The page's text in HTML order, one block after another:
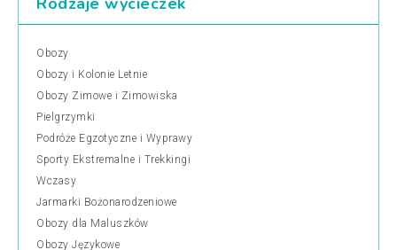
Obozy
Obozy i Kolonie Letnie
Obozy Zimowe i Zimowiska
Pielgrzymki
Podróże Egzotyczne i Wyprawy
Sporty Ekstremalne i Trekkingi
Wczasy
Jarmarki Bożonarodzeniowe
Obozy dla Maluszków
Obozy Językowe